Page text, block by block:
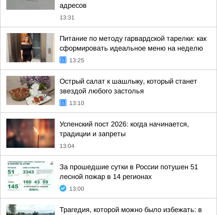
адресов
13:31
Питание по методу гарвардской тарелки: как
сформировать идеальное меню на неделю
13:25
Острый салат к шашлыку, который станет
звездой любого застолья
13:10
Успенский пост 2026: когда начинается,
традиции и запреты
13:04
За прошедшие сутки в России потушен 51
лесной пожар в 14 регионах
13:00
Трагедия, которой можно было избежать: в